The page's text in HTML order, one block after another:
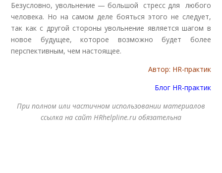
Безусловно, увольнение — большой стресс для любого
человека. Но на самом деле бояться этого не следует,
так как с другой стороны увольнение является шагом в
новое будущее, которое возможно будет более
перспективным, чем настоящее.
Автор: HR-практик
Блог HR-практик
При полном или частичном использовании материалов
ссылка на сайт HRhelpline.ru обязательна